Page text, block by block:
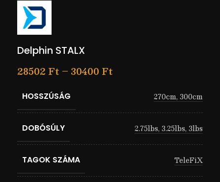
Delphin STALX
28502 Ft – 30400 Ft
HOSSZÚSÁG 270cm, 300cm
DOBÓSÚLY 2.75lbs, 3.25lbs, 3lbs
TAGOK SZÁMA TeleFiX